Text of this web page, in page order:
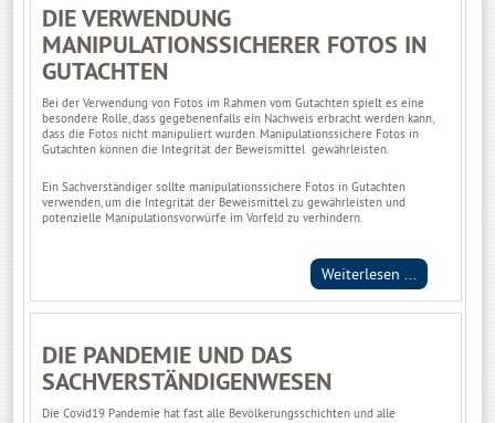
DIE VERWENDUNG
MANIPULATIONSSICHERER FOTOS IN
GUTACHTEN
Bei der Verwendung von Fotos im Rahmen vom Gutachten spielt es eine
besondere Rolle, dass gegebenenfalls ein Nachweis erbracht werden kann,
dass die Fotos nicht manipuliert wurden. Manipulationssichere Fotos in
Gutachten können die Integrität der Beweismittel gewährleisten.
Ein Sachverständiger sollte manipulationssichere Fotos in Gutachten
verwenden, um die Integrität der Beweismittel zu gewährleisten und
potenzielle Manipulationsvorwürfe im Vorfeld zu verhindern.
Weiterlesen ...
DIE PANDEMIE UND DAS
SACHVERSTÄNDIGENWESEN
Die Covid19 Pandemie hat fast alle Bevölkerungsschichten und alle